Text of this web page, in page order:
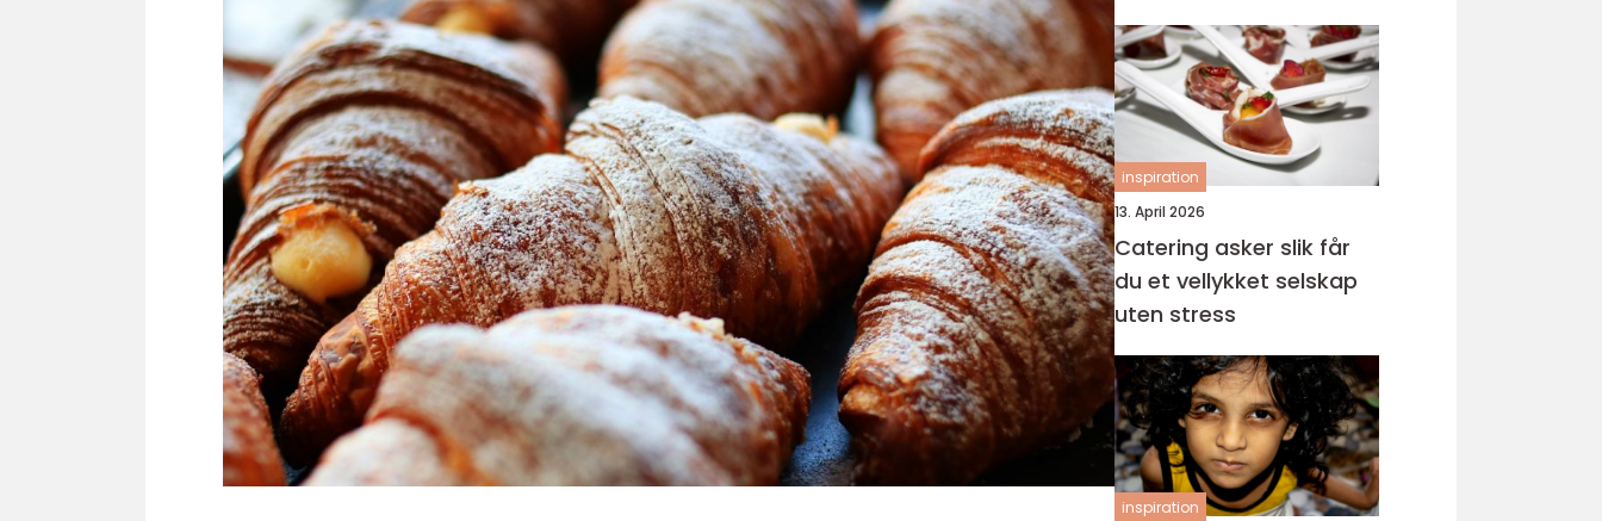
inspiration
13. April 2026
Catering asker slik får
du et vellykket selskap
uten stress
inspiration